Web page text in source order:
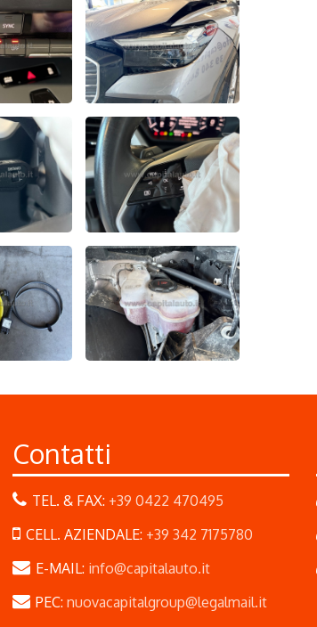
Contatti
TEL. & FAX: +39 0422 470495
CELL. AZIENDALE: +39 342 7175780
E-MAIL: info@capitalauto.it
PEC: nuovacapitalgroup@legalmail.it